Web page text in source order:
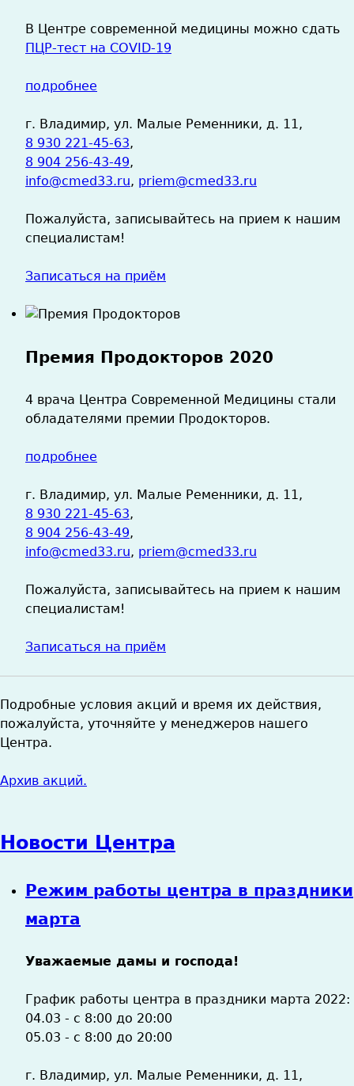
В Центре современной медицины можно сдать
ПЦР-тест на COVID-19
подробнее
г. Владимир, ул. Малые Ременники, д. 11,
8 930 221-45-63,
8 904 256-43-49,
info@cmed33.ru, priem@cmed33.ru
Пожалуйста, записывайтесь на прием к нашим
специалистам!
Записаться на приём
Премия Продокторов 2020
4 врача Центра Современной Медицины стали
обладателями премии Продокторов.
подробнее
г. Владимир, ул. Малые Ременники, д. 11,
8 930 221-45-63,
8 904 256-43-49,
info@cmed33.ru, priem@cmed33.ru
Пожалуйста, записывайтесь на прием к нашим
специалистам!
Записаться на приём
Подробные условия акций и время их действия,
пожалуйста, уточняйте у менеджеров нашего
Центра.
Архив акций.
Новости Центра
Режим работы центра в праздники
марта
Уважаемые дамы и господа!
График работы центра в праздники марта 2022:
04.03 - с 8:00 до 20:00
05.03 - с 8:00 до 20:00
г. Владимир, ул. Малые Ременники, д. 11,